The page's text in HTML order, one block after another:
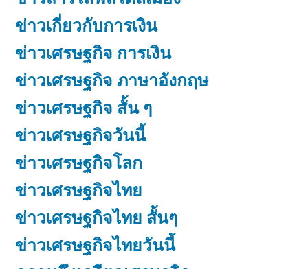
ข่าวเกี่ยวกับการเงิน
ข่าวเศรษฐกิจ การเงิน
ข่าวเศรษฐกิจ ภาษาอังกฤษ
ข่าวเศรษฐกิจ สั้น ๆ
ข่าวเศรษฐกิจวันนี้
ข่าวเศรษฐกิจโลก
ข่าวเศรษฐกิจไทย
ข่าวเศรษฐกิจไทย สั้นๆ
ข่าวเศรษฐกิจไทยวันนี้